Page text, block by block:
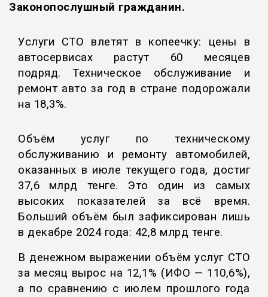
Законопослушный гражданин.
Услуги СТО влетят в копеечку: цены в
автосервисах растут 60 месяцев
подряд. Техническое обслуживание и
ремонт авто за год в стране подорожали
на 18,3%.
Объём услуг по техническому
обслуживанию и ремонту автомобилей,
оказанных в июле текущего года, достиг
37,6 млрд тенге. Это один из самых
высоких показателей за всё время.
Больший объём был зафиксирован лишь
в декабре 2024 года: 42,8 млрд тенге.
В денежном выражении объём услуг СТО
за месяц вырос на 12,1% (ИФО — 110,6%),
а по сравнению с июлем прошлого года